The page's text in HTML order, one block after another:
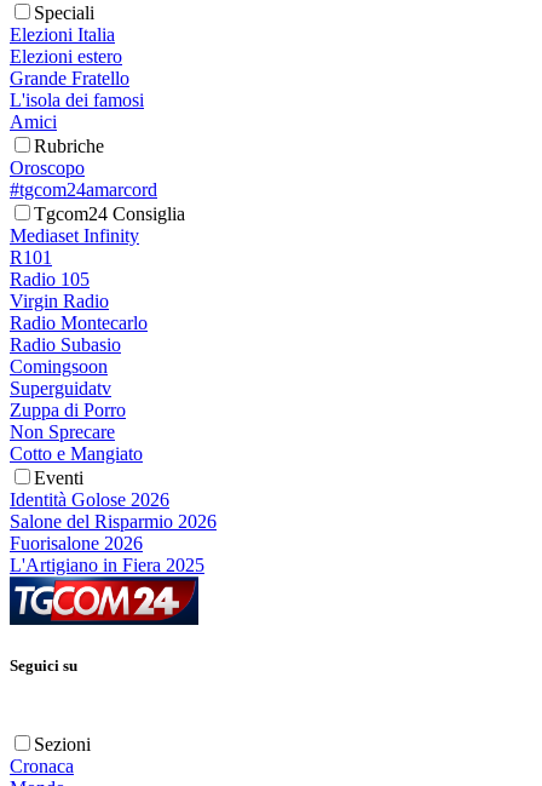
Speciali
Elezioni Italia
Elezioni estero
Grande Fratello
L'isola dei famosi
Amici
Rubriche
Oroscopo
#tgcom24amarcord
Tgcom24 Consiglia
Mediaset Infinity
R101
Radio 105
Virgin Radio
Radio Montecarlo
Radio Subasio
Comingsoon
Superguidatv
Zuppa di Porro
Non Sprecare
Cotto e Mangiato
Eventi
Identità Golose 2026
Salone del Risparmio 2026
Fuorisalone 2026
L'Artigiano in Fiera 2025
Seguici su
Sezioni
Cronaca